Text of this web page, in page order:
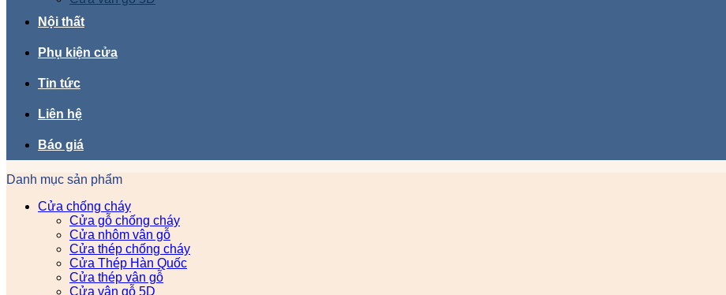
Nội thất
Phụ kiện cửa
Tin tức
Liên hệ
Báo giá
Danh mục sản phẩm
Cửa chống cháy
Cửa gỗ chống cháy
Cửa nhôm vân gỗ
Cửa thép chống cháy
Cửa Thép Hàn Quốc
Cửa thép vân gỗ
Cửa vân gỗ 5D